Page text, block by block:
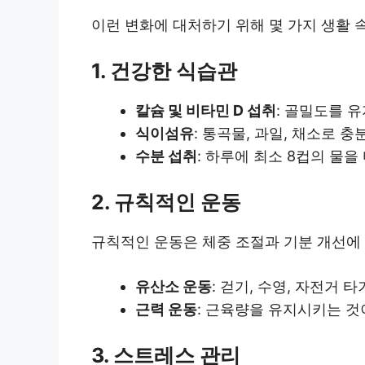
이런 변화에 대처하기 위해 몇 가지 생활
1. 건강한 식습관
칼슘 및 비타민 D 섭취: 골밀도를
식이섬유: 통곡물, 과일, 채소로 충
수분 섭취: 하루에 최소 8컵의 물
2. 규칙적인 운동
규칙적인 운동은 체중 조절과 기분 개선
유산소 운동: 걷기, 수영, 자전거 타
근력 운동: 근육량을 유지시키는
3. 스트레스 관리